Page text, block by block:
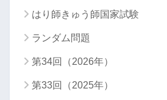
はり師きゅう師国家試験
ランダム問題
第34回（2026年）
第33回（2025年）